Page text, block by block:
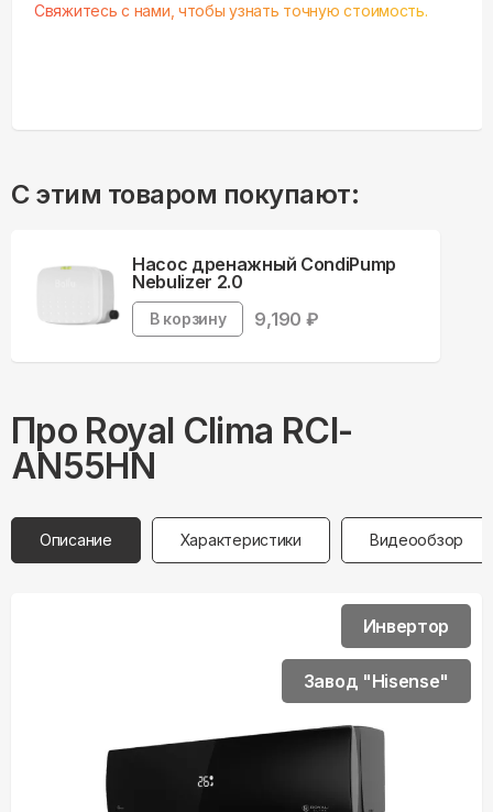
Свяжитесь с нами, чтобы узнать точную стоимость.
С этим товаром покупают:
Насос дренажный CondiPump
Nebulizer 2.0
В корзину 9,190 ₽
Про Royal Clima RCI-
AN55HN
Описание Характеристики Видеообзор
Инвертор
Завод "Hisense"